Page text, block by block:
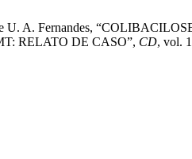
e U. A. Fernandes,
RELATO DE CASO”, CD, vol.